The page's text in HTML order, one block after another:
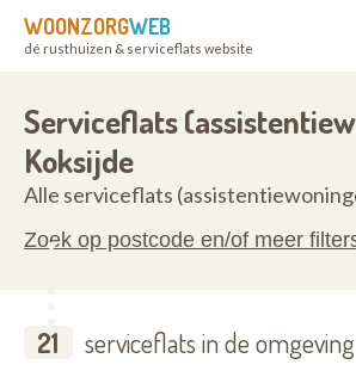
WOONZORGWEB
dé rusthuizen & serviceflats website
Serviceflats
Koksijde
Alle serviceflats
Zoek op postcode en/of meer
21 serviceflats in de